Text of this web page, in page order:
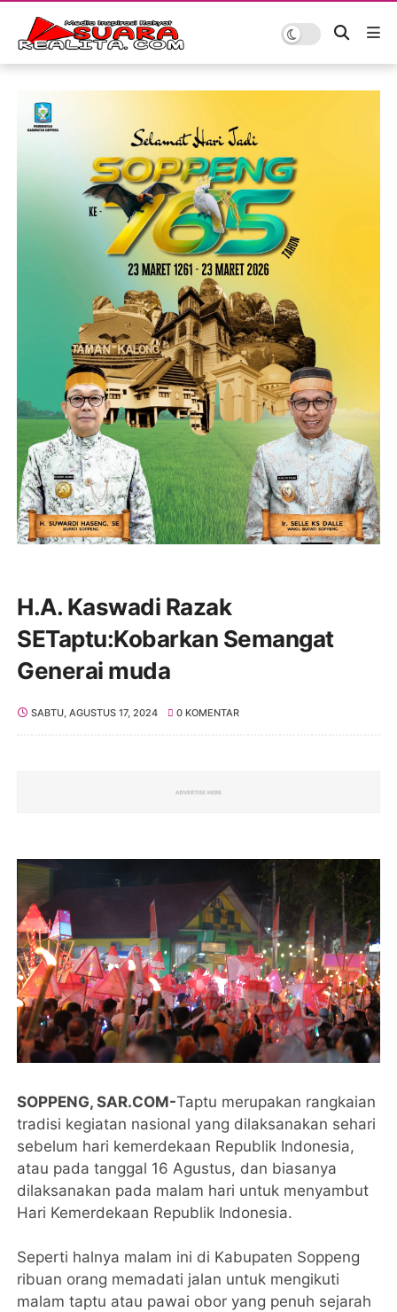
H.A. Kaswadi Razak
SETaptu:Kobarkan Semangat
Generai muda
SABTU, AGUSTUS 17, 2024 0 KOMENTAR
SOPPENG, SAR.COM-Taptu merupakan rangkaian
tradisi kegiatan nasional yang dilaksanakan sehari
sebelum hari kemerdekaan Republik Indonesia,
atau pada tanggal 16 Agustus, dan biasanya
dilaksanakan pada malam hari untuk menyambut
Hari Kemerdekaan Republik Indonesia.
Seperti halnya malam ini di Kabupaten Soppeng
ribuan orang memadati jalan untuk mengikuti
malam taptu atau pawai obor yang penuh sejarah